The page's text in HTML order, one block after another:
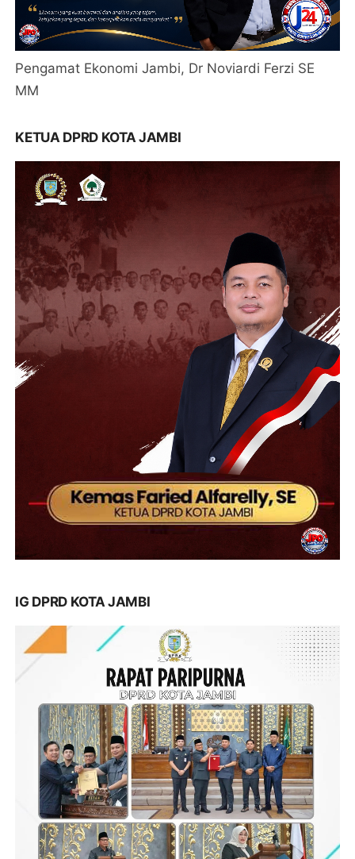
Pengamat Ekonomi Jambi, Dr Noviardi Ferzi SE
MM
KETUA DPRD KOTA JAMBI
IG DPRD KOTA JAMBI